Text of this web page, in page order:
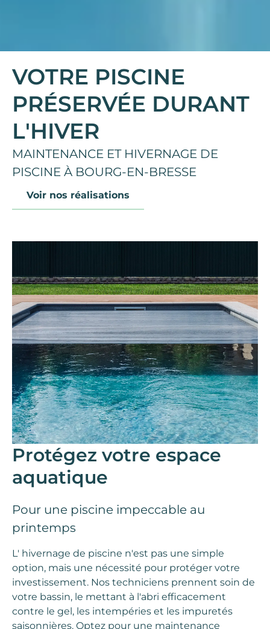
MAINTENANCE ET HIVERNAGE DE
PISCINE À BOURG-EN-BRESSE
VOTRE PISCINE
PRÉSERVÉE DURANT
L'HIVER
Voir nos réalisations
Protégez votre espace
aquatique
Pour une piscine impeccable au
printemps
L' hivernage de piscine n'est pas une simple
option, mais une nécessité pour protéger votre
investissement. Nos techniciens prennent soin de
votre bassin, le mettant à l'abri efficacement
contre le gel, les intempéries et les impuretés
saisonnières. Optez pour une maintenance